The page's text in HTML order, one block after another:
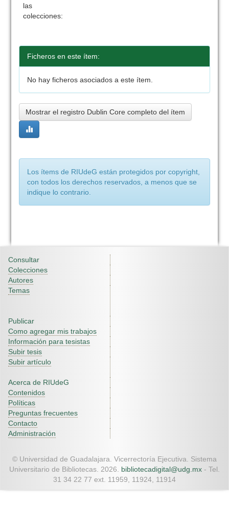
las
colecciones:
Ficheros en este ítem:
No hay ficheros asociados a este ítem.
Mostrar el registro Dublin Core completo del ítem
Los ítems de RIUdeG están protegidos por copyright,
con todos los derechos reservados, a menos que se
indique lo contrario.
Consultar
Colecciones
Autores
Temas
Publicar
Como agregar mis trabajos
Información para tesistas
Subir tesis
Subir artículo
Acerca de RIUdeG
Contenidos
Políticas
Preguntas frecuentes
Contacto
Administración
© Universidad de Guadalajara. Vicerrectoría Ejecutiva. Sistema
Universitario de Bibliotecas. 2026. bibliotecadigital@udg.mx - Tel.
31 34 22 77 ext. 11959, 11924, 11914